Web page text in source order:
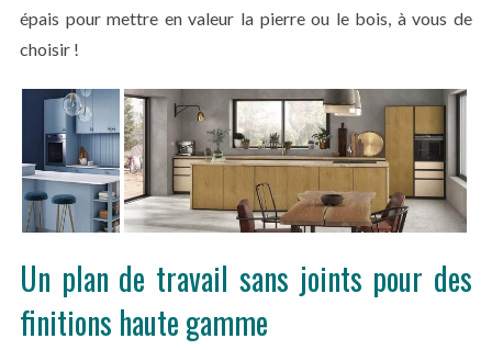
épais pour mettre en valeur la pierre ou le bois, à vous de
choisir !
Un plan de travail sans joints pour des
finitions haute gamme